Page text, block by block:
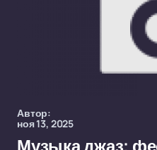
Автор:
ноя 13, 2025